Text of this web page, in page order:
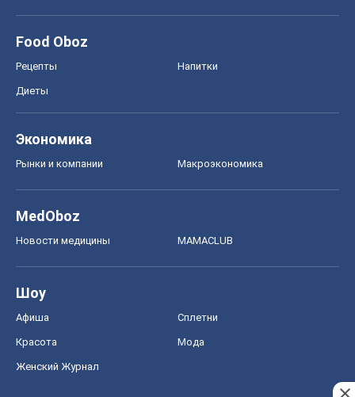
Food Oboz
Рецепты Напитки
Диеты
Экономика
Рынки и компании Mакроэкономика
MedOboz
Новости медицины MAMACLUB
Шоу
Афиша Сплетни
Красота Мода
Женский Журнал